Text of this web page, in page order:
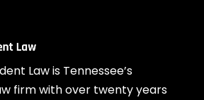
Law is Tennessee’s
firm with over twenty years